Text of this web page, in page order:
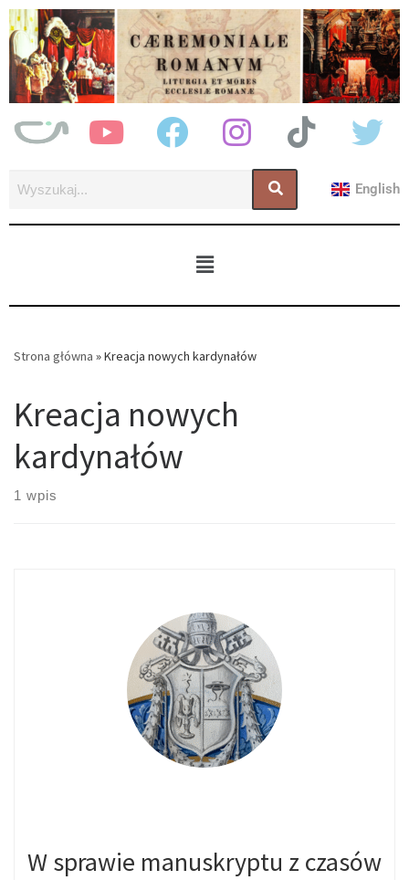
English
Strona główna »Kreacja nowych kardynałów
Kreacja nowych
kardynałów
1 wpis
W sprawie manuskryptu z czasów